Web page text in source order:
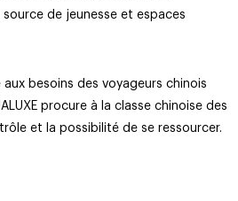
de jeunesse et espaces
besoins des voyageurs chinois
procure à la classe chinoise des
et la possibilité de se ressourcer.